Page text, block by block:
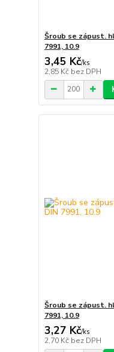
Šroub se zápust.
7991, 10.9
3,45 Kč/ks
2,85 Kč bez DPH
Šroub se zápust.
7991, 10.9
3,27 Kč/ks
2,70 Kč bez DPH